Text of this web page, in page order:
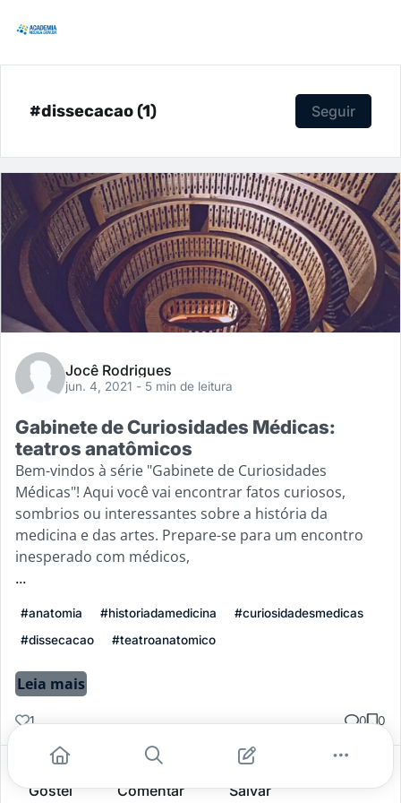
#dissecacao (1) Seguir
Jocê Rodrigues
jun. 4, 2021 - 5 min de leitura
Gabinete de Curiosidades Médicas:
teatros anatômicos
Bem-vindos à série "Gabinete de Curiosidades
Médicas"! Aqui você vai encontrar fatos curiosos,
sombrios ou interessantes sobre a história da
medicina e das artes. Prepare-se para um encontro
inesperado com médicos,
...
#anatomia #historiadamedicina
#curiosidadesmedicas
#dissecacao
#teatroanatomico
Leia mais
1 0 0
Gostei Comentar Salvar